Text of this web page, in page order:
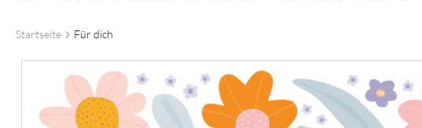
Startseite Für dich